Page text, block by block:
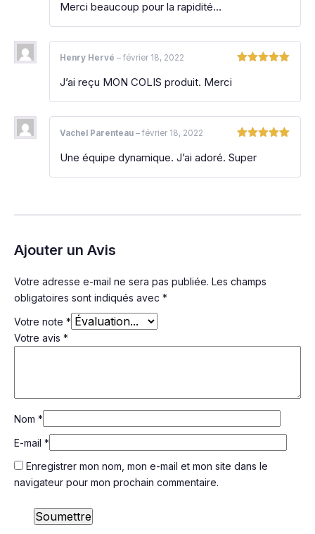
Merci beaucoup pour la rapidité…
Henry Hervé – février 18, 2022
J’ai reçu MON COLIS produit. Merci
5
Vachel Parenteau – février 18, 2022
Une équipe dynamique. J’ai adoré. Super
Ajouter un Avis
Votre adresse e-mail ne sera pas publiée. Les champs
obligatoires sont indiqués avec *
Votre note *
Votre avis *
Nom *
E-mail *
Enregistrer mon nom, mon e-mail et mon site dans le
navigateur pour mon prochain commentaire.